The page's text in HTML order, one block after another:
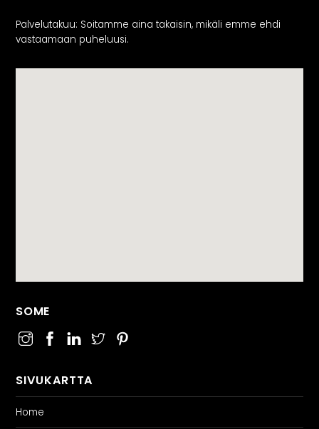
Palvelutakuu: Soitamme aina takaisin, mikäli emme ehdi
vastaamaan puheluusi.
SOME
SIVUKARTTA
Home